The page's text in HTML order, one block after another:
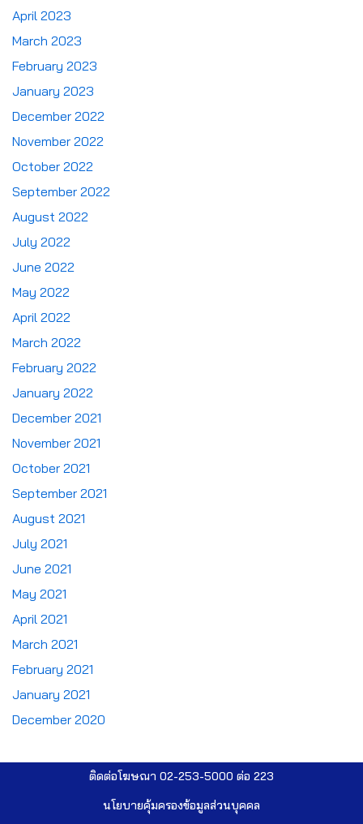
April 2023
March 2023
February 2023
January 2023
December 2022
November 2022
October 2022
September 2022
August 2022
July 2022
June 2022
May 2022
April 2022
March 2022
February 2022
January 2022
December 2021
November 2021
October 2021
September 2021
August 2021
July 2021
June 2021
May 2021
April 2021
March 2021
February 2021
January 2021
December 2020
ติดต่อโฆษณา 02-253-5000​ ต่อ 223
นโยบายคุ้มครองข้อมูลส่วนบุคคล​